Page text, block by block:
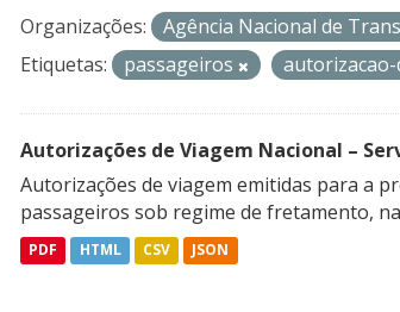
Organizações: Agência Nacional de
Etiquetas:
passageiros
Autorizações de Viagem Nacional –
Autorizações de viagem emitidas para a
passageiros sob regime de fretamento,
PDF HTML CSV JSON